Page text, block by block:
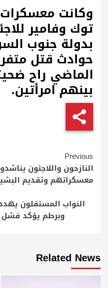
وكانت معسكرات
توك وفامير
بدولة جنوب
حوادث قتل
بينهم امرأتين.
Continue
Reading
Previous
النازحون واللاجئون
معسكراتهم وتقديم
النواب المستقلون
وبرطم يؤكد فشل
Related News